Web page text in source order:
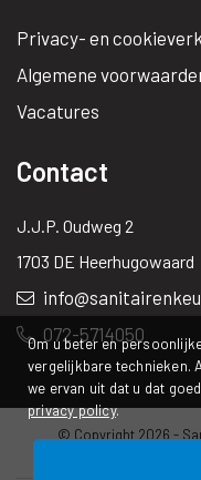
Privacy- en
Algemene
Vacatures
Contact
J.J.P. Oudweg 2
1703 DE Heerhugowaard
072-5714050
© Copyright 2026 -
Om u beter en
vergelijkbare technieken.
we ervan uit dat u dat
privacy policy.